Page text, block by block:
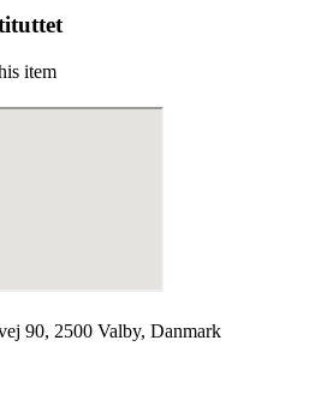
item
90, 2500 Valby, Danmark